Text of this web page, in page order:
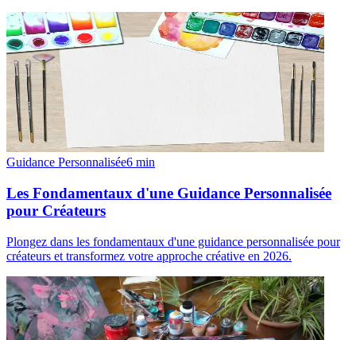
Guidance Personnalisée6 min
Les Fondamentaux d'une Guidance Personnalisée
pour Créateurs
Plongez dans les fondamentaux d'une guidance personnalisée pour
créateurs et transformez votre approche créative en 2026.